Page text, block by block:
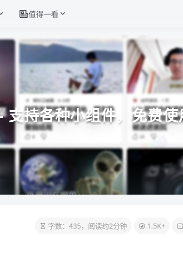
值得一看
支持各种小组件，免费
字数：435，阅读约2分钟 1.5K+